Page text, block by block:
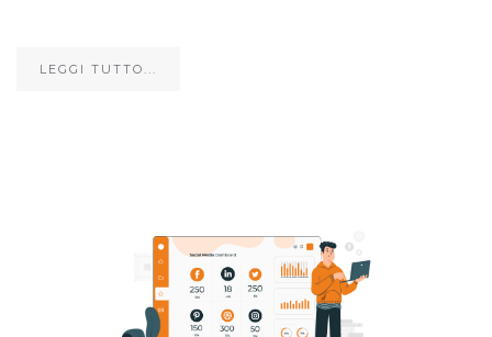
LEGGI TUTTO...